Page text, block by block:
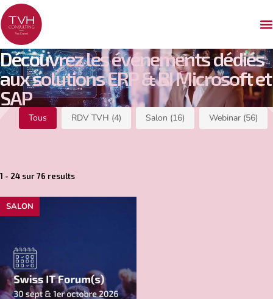
Découvrez les événements dédiés
aux solutions ERP & BI Microsoft et
SAP
Filtre évènements
Tous RDV TVH (4) Salon (16) Webinar (56)
1 - 24 sur 76 results
SALON